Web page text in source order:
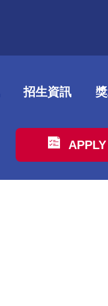
招生資訊
APPLY